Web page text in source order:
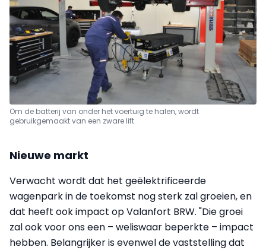
Om de batterij van onder het voertuig te halen, wordt
gebruikgemaakt van een zware lift
Nieuwe markt
Verwacht wordt dat het geëlektrificeerde
wagenpark in de toekomst nog sterk zal groeien, en
dat heeft ook impact op Valanfort BRW. "Die groei
zal ook voor ons een – weliswaar beperkte – impact
hebben. Belangrijker is evenwel de vaststelling dat